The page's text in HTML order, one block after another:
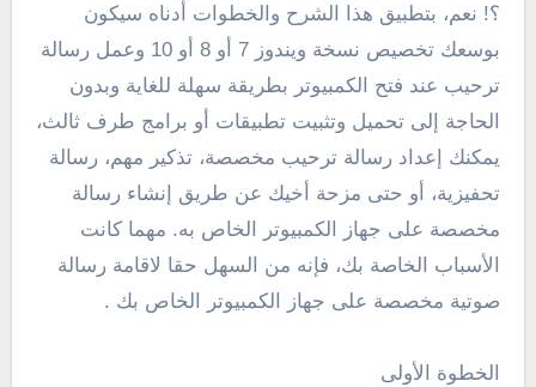
؟! نعم، بتطبيق هذا الشرح والخطوات أدناه سيكون
بوسعك تخصيص نسخة ويندوز 7 أو 8 أو 10 وعمل رسالة
ترحيب عند فتح الكمبيوتر بطريقة سهلة للغاية وبدون
الحاجة إلى تحميل وتثبيت تطبيقات أو برامج طرف ثالث،
يمكنك إعداد رسالة ترحيب مخصصة، تذكير مهم، رسالة
تحفيزية، أو حتى مزحة أخيك عن طريق إنشاء رسالة
مخصصة على جهاز الكمبيوتر الخاص به. مهما كانت
الأسباب الخاصة بك، فإنه من السهل حقا لاقامة رسالة
صوتية مخصصة على جهاز الكمبيوتر الخاص بك .
الخطوة الأولى